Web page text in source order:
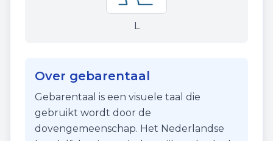
L
Over gebarentaal
Gebarentaal is een visuele taal die
gebruikt wordt door de
dovengemeenschap. Het Nederlandse